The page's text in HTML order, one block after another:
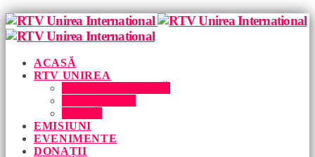
ACASĂ
RTV UNIREA
EMISIUNI
EVENIMENTE
DONAȚII